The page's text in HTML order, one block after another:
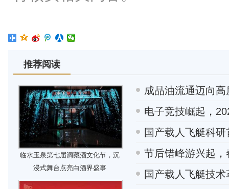
推荐阅读
临水玉泉第七届洞藏酒文化节，沉
浸式舞台点亮白酒界盛事
成品油流通迈向
电子竞技崛起，
国产载人飞艇科
节后错峰游兴起
国产载人飞艇技